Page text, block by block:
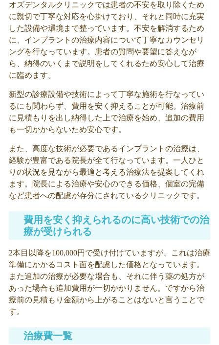
オズデンタルクリニックでは患者の不安を取り除くため
に親切で丁寧な対応を心掛けており、それと同時に充実
した設備や環境まで整っています。不安を解消するため
に、インプラントの治療内容について丁寧なカウンセリ
ングを行なっています。患者の質問や要望に答えなが
ら、納得のいくまで説明をしてくれるため安心して治療
に臨めます。
新型の診療設備や技術によって丁寧な施術を行なってい
るにも関わらず、費用を安く抑えることが可能。治療前
に見積もりを出し納得した上で治療を始め、追加の費用
も一切かからないため安心です。
また、高度な技術が必要であるインプラントの治療は、
経験が豊富である院長が全て行なっています。一人ひと
りの状況を見ながら最適と考える治療法を提案してくれ
ます。院長による治療や安心のできる価格、個室の完備
など患者への配慮が存分にされているクリニックです。
費用を安く抑えられるのに高い技術での治
療が受けられる
2本目以降を100,000円で受け付けていますが、これは治療
準備にかかるコスト面を配慮した価格となっています。
また追加の治療が必要な場合も、それに伴う薬の処方が
あった場合も追加費用が一切かかりません。ですから治
療前の見積もり金額から上がることはないと言うことで
す。
治療費一覧